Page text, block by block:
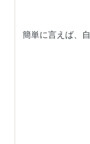
簡単に言えば、